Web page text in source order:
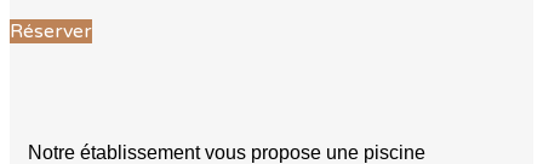
Réserver
Notre établissement vous propose une piscine